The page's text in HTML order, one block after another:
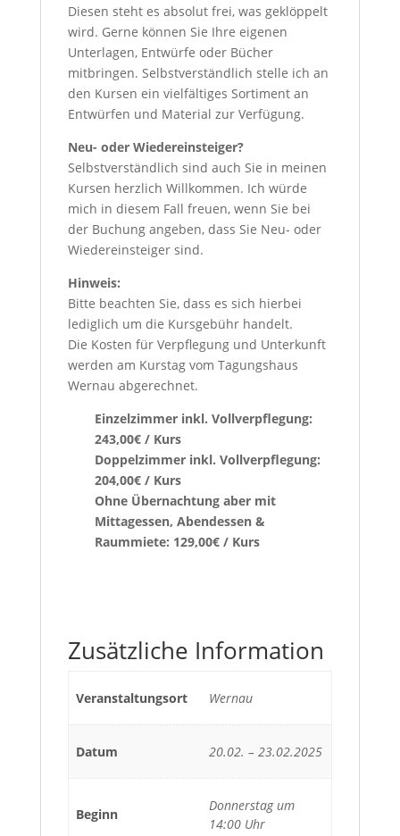
Diesen steht es absolut frei, was geklöppelt
wird. Gerne können Sie Ihre eigenen
Unterlagen, Entwürfe oder Bücher
mitbringen. Selbstverständlich stelle ich an
den Kursen ein vielfältiges Sortiment an
Entwürfen und Material zur Verfügung.
Neu- oder Wiedereinsteiger?
Selbstverständlich sind auch Sie in meinen
Kursen herzlich Willkommen. Ich würde
mich in diesem Fall freuen, wenn Sie bei
der Buchung angeben, dass Sie Neu- oder
Wiedereinsteiger sind.
Hinweis:
Bitte beachten Sie, dass es sich hierbei
lediglich um die Kursgebühr handelt.
Die Kosten für Verpflegung und Unterkunft
werden am Kurstag vom Tagungshaus
Wernau abgerechnet.
Einzelzimmer inkl. Vollverpflegung:
243,00€ / Kurs
Doppelzimmer inkl. Vollverpflegung:
204,00€ / Kurs
Ohne Übernachtung aber mit
Mittagessen, Abendessen &
Raummiete: 129,00€ / Kurs
Zusätzliche Information
Veranstaltungsort Wernau
Datum 20.02. – 23.02.2025
Beginn
Donnerstag um
14:00 Uhr